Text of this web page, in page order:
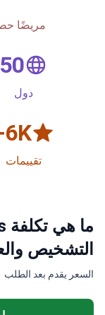
مريضًا
50
دول
6K+
تقييمات
التشخيص
السعر يقدم بعد الطلب